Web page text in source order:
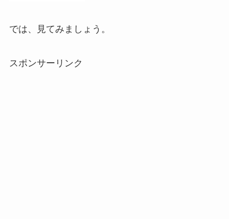
では、見てみましょう。
スポンサーリンク